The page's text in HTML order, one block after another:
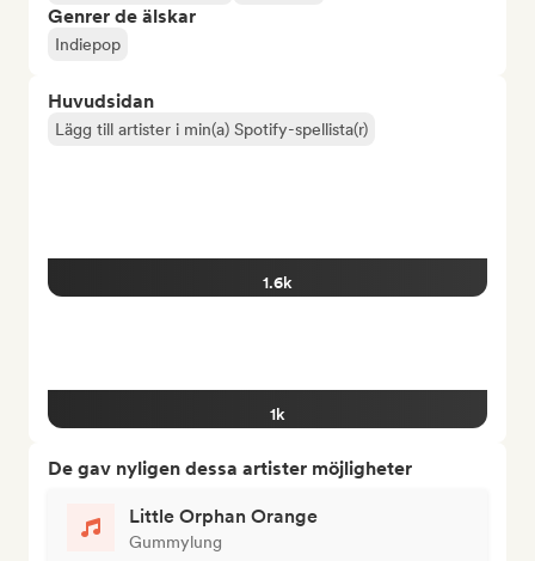
Genrer de älskar
Indiepop
Huvudsidan
Lägg till artister i min(a) Spotify-spellista(r)
1.6k
1k
De gav nyligen dessa artister möjligheter
Little Orphan Orange
Gummylung